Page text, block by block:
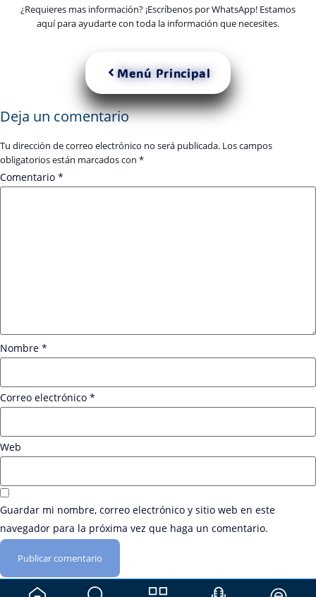
¿Requieres mas información? ¡Escríbenos por WhatsApp! Estamos
aquí para ayudarte con toda la información que necesites.
Menú Principal
Deja un comentario
Tu dirección de correo electrónico no será publicada. Los campos
obligatorios están marcados con *
Comentario *
Nombre *
Correo electrónico *
Web
Guardar mi nombre, correo electrónico y sitio web en este
navegador para la próxima vez que haga un comentario.